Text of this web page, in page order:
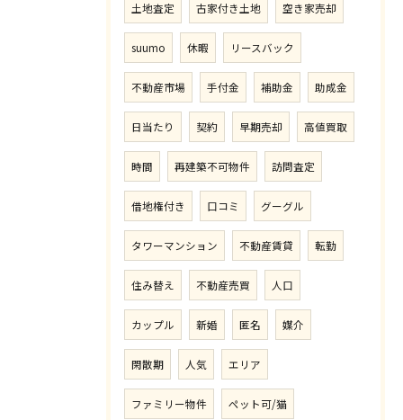
土地査定 古家付き土地 空き家売却
suumo 休暇 リースバック
不動産市場 手付金 補助金 助成金
日当たり 契約 早期売却 高値買取
時間 再建築不可物件 訪問査定
借地権付き 口コミ グーグル
タワーマンション 不動産賃貸 転勤
住み替え 不動産売買 人口
カップル 新婚 匿名 媒介
閑散期 人気 エリア
ファミリー物件 ペット可/猫